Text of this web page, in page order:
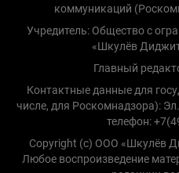
коммуникаций
Учредитель: Общество с
«Шкулёв
Главный
Контактные данные для
числе, для Роскомнадзора):
телефон:
Copyright (с) ООО «Шкулёв
Любое воспроизведение